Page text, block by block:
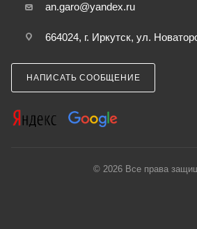
an.garo@yandex.ru
664024, г. Иркутск, ул.
НАПИСАТЬ СООБЩЕНИЕ
© 2026 Все права